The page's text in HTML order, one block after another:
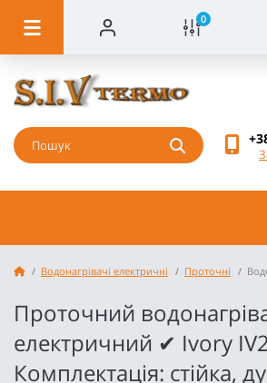
0
Водонагрівачі електричні Проточні
Проточний
електричний ✔ Ivory
Комплектація: стійка,